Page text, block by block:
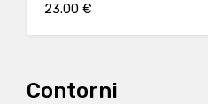
23.00 €
Contorni